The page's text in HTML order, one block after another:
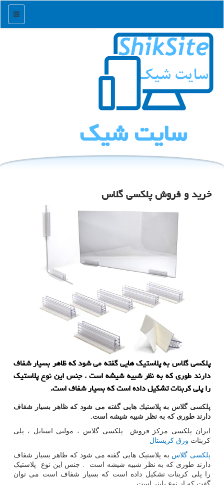
منو
سایت شیك
خرید و فروش پلکسی گلاس
پلکسی گلاس به پلاستیک هایی گفته می شود که ظاهر بسیار شفاف
دارند طوری که به نظر شبیه شیشه است . جنس این نوع پلاستیک
را پلی کربنات تشکیل داده است که بسیار شفاف است.
پلكسی گلاس به پلاستیك هایی گفته می شود كه ظاهر بسیار شفاف
دارند طوری كه به نظر شبیه شیشه است.
ایران پلکسی مرکز فروش پلکسی گلاس ، مولتی استایل ، پلی
کربنات ورق کریستال
پلکسی گلاس به پلاستیک هایی گفته می شود که ظاهر بسیار شفاف
دارند طوری که به نظر شبیه شیشه است
جنس این نوع پلاستیک
را پلی کربنات تشکیل داده است که بسیار شفاف است می توان